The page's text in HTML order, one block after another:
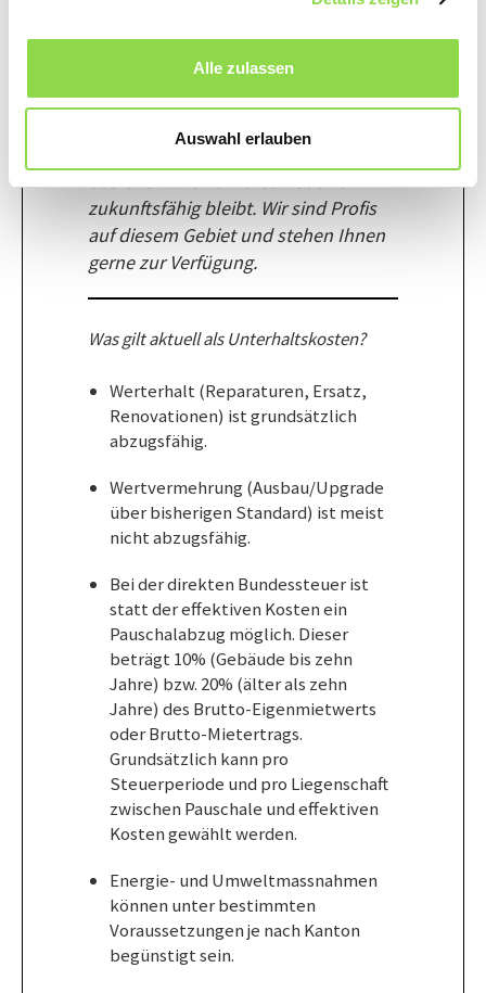
Alle zulassen
Auswahl erlauben
Mit professioneller Unterstützung
und einem guten Gesamtkonzept
schaffen Sie ein Zuhause, das
bedienen und zu warten ist und
zukunftsfähig bleibt. Wir sind Profis
auf diesem Gebiet und stehen Ihnen
gerne zur Verfügung.
Was gilt aktuell als Unterhaltskosten?
Werterhalt (Reparaturen, Ersatz,
Renovationen) ist grundsätzlich
abzugsfähig.
Wertvermehrung (Ausbau/Upgrade
über bisherigen Standard) ist meist
nicht abzugsfähig.
Bei der direkten Bundessteuer ist
statt der effektiven Kosten ein
Pauschalabzug möglich. Dieser
beträgt 10% (Gebäude bis zehn
Jahre) bzw. 20% (älter als zehn
Jahre) des Brutto-Eigenmietwerts
oder Brutto-Mietertrags.
Grundsätzlich kann pro
Steuerperiode und pro Liegenschaft
zwischen Pauschale und effektiven
Kosten gewählt werden.
Energie- und Umweltmassnahmen
können unter bestimmten
Voraussetzungen je nach Kanton
begünstigt sein.